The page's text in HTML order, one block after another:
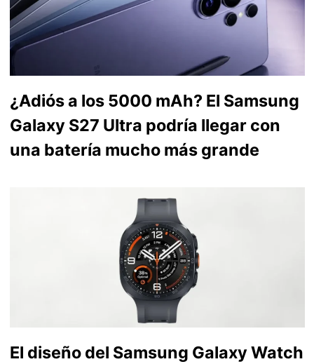
¿Adiós a los 5000 mAh? El Samsung
Galaxy S27 Ultra podría llegar con
una batería mucho más grande
El diseño del Samsung Galaxy Watch